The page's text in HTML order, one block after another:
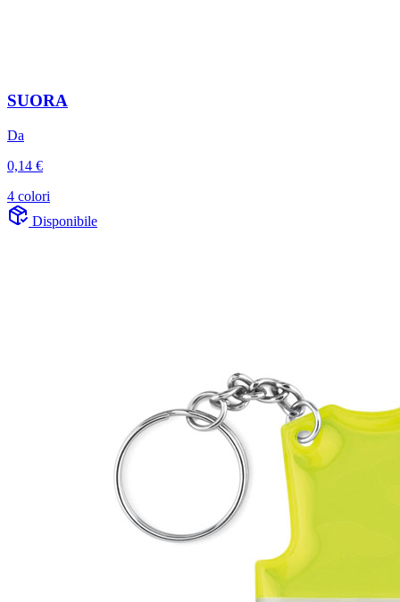
SUORA
Da
0,14 €
4 colori
Disponibile